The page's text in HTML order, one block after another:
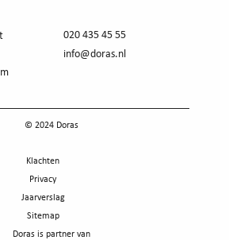
020 435 45 55
info@doras.nl
© 2024 Doras
Klachten
Privacy
Jaarverslag
Sitemap
Doras is partner van